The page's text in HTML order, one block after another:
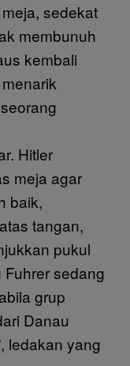
sedekat
membunuh
kembali
Hitler
meja agar
baik,
tangan,
pukul
sedang
grup
Danau
ledakan yang